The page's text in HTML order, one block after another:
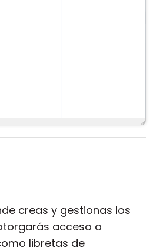
creas y gestionas los
acceso a
libretas de